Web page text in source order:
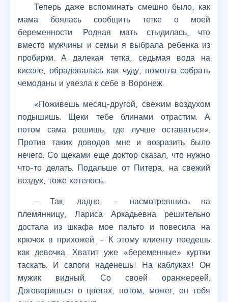
Теперь даже вспоминать смешно было, как
мама боялась сообщить тетке о моей
беременности. Родная мать стыдилась, что
вместо мужчины и семьи я выбрала ребенка из
пробирки. А далекая тетка, седьмая вода на
киселе, обрадовалась как чуду, помогла собрать
чемоданы и увезла к себе в Воронеж.
«Поживешь месяц-другой, свежим воздухом
подышишь. Щеки тебе блинами отрастим. А
потом сама решишь, где лучше оставаться».
Против таких доводов мне и возразить было
нечего. Со щеками еще доктор сказал, что нужно
что-то делать. Подальше от Питера, на свежий
воздух, тоже хотелось.
– Так, ладно, – насмотревшись на
племянницу, Лариса Аркадьевна решительно
достала из шкафа мое пальто и повесила на
крючок в прихожей. – К этому клиенту поедешь
как девочка. Хватит уже «беременные» куртки
таскать. И сапоги наденешь! На каблуках! Он
мужик видный. Со своей оранжереей.
Договоришься о цветах, потом, может, он тебя